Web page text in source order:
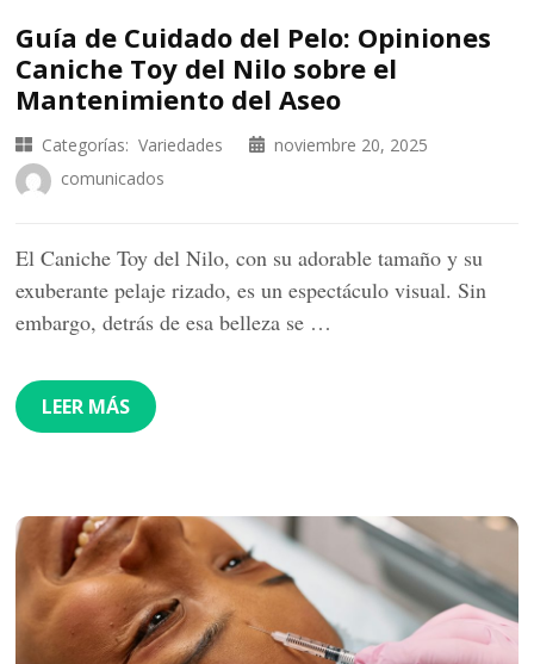
Guía de Cuidado del Pelo: Opiniones
Caniche Toy del Nilo sobre el
Mantenimiento del Aseo
Categorías: Variedades
noviembre 20, 2025
comunicados
El Caniche Toy del Nilo, con su adorable tamaño y su
exuberante pelaje rizado, es un espectáculo visual. Sin
embargo, detrás de esa belleza se …
LEER MÁS